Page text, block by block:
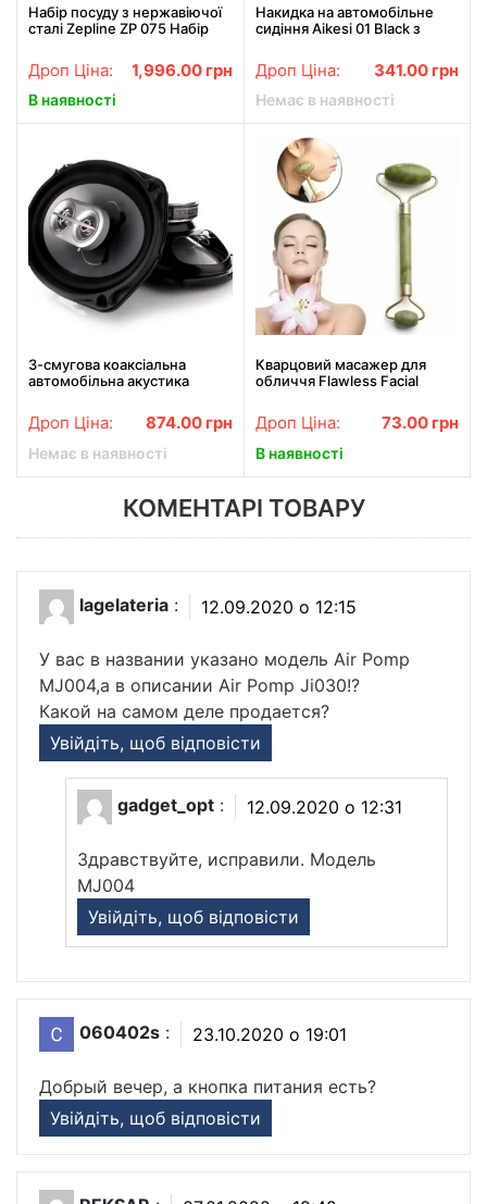
Набір посуду з нержавіючої
сталі Zepline ZP 075 Набір
предметів
Дроп Ціна: 1,996.00 грн
В наявності
Накидка на автомобільне
сидіння Aikesi 01 Black з
Дроп Ціна: 341.00 грн
Немає в наявності
3-смугова коаксіальна
автомобільна акустика
Дроп Ціна: 874.00 грн
Немає в наявності
Кварцовий масажер для
обличчя Flawless Facial
Дроп Ціна: 73.00 грн
В наявності
КОМЕНТАРІ ТОВАРУ
lagelateria : 12.09.2020 о 12:15
У вас в названии указано модель Air Pomp
MJ004,а в описании Air Pomp Ji030!?
Какой на самом деле продается?
Увійдіть, щоб відповісти
gadget_opt : 12.09.2020 о 12:31
Здравствуйте, исправили. Модель
MJ004
Увійдіть, щоб відповісти
060402s : 23.10.2020 о 19:01
Добрый вечер, а кнопка питания есть?
Увійдіть, щоб відповісти